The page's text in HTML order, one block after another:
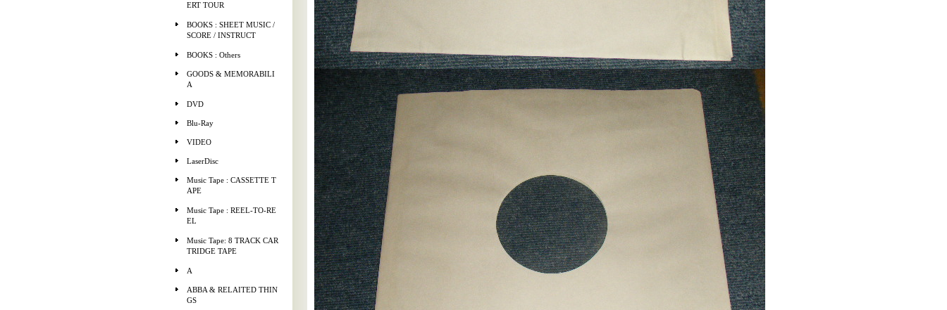
ERT TOUR
BOOKS : SHEET MUSIC /
SCORE / INSTRUCT
BOOKS : Others
GOODS & MEMORABILI
A
DVD
Blu-Ray
VIDEO
LaserDisc
Music Tape : CASSETTE T
APE
Music Tape : REEL-TO-RE
EL
Music Tape: 8 TRACK CAR
TRIDGE TAPE
A
ABBA & RELAITED THIN
GS